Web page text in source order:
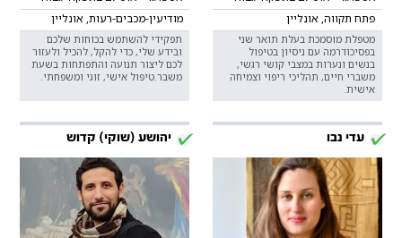
פתח תקווה, אונליין
מטפלת מוסמכת בעלת תואר שני
בפסיכודרמה עם ניסיון בטיפול
בנשים ונערות במצבי קושי רגשי,
משברי חיים, תהליכי ריפוי וצמיחה
אישית.
מודיעין-מכבים-רעות, אונליין
תפקידי להשתמש בכוחות שלכם
ובידע שלי, כדי להקל, להכיל ולעזור
לכם ליצור תנועה והתפתחות בשעת
משבר.טיפול אישי, זוגי ומשפחתי.
עדי נבו יהושע (שוקי) קדוש